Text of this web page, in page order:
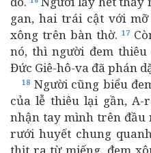
gan, hai trái cật với
xông trên bàn thờ. 17
nó, thì người đem
Đức Giê-hô-va đã phán
18 Người cũng biểu
của lễ thiêu lại gần,
nhận tay mình trên đầu
rưới huyết chung